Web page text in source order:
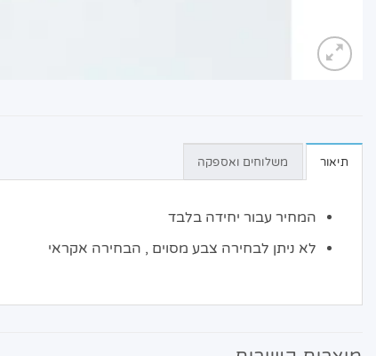
תיאור משלוחים ואספקה
המחיר עבור יחידה בלבד
לא ניתן לבחירה צבע מסוים , הבחירה אקראי